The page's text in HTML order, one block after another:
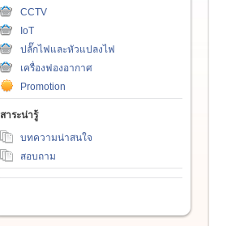
CCTV
IoT
ปลั๊กไฟและหัวแปลงไฟ
เครื่องฟองอากาศ
Promotion
สาระน่ารู้
บทความน่าสนใจ
สอบถาม